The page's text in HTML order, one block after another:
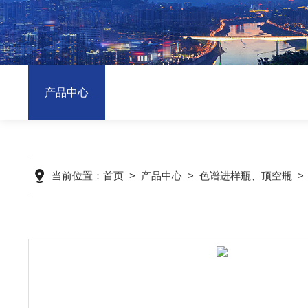
产品中心
当前位置： 首页> 产品中心> 色谱进样瓶、顶空瓶